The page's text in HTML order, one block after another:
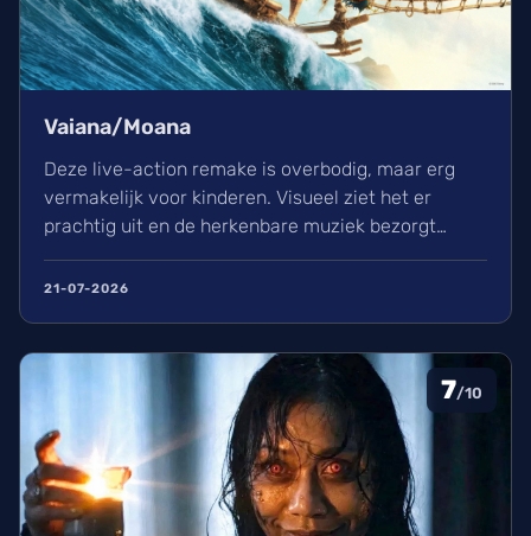
Vaiana/Moana
Deze live-action remake is overbodig, maar erg
vermakelijk voor kinderen. Visueel ziet het er
prachtig uit en de herkenbare muziek bezorgt
avontuur voor een heerlijke ervaring in de
21-07-2026
7/10